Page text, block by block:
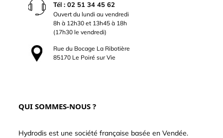
Tél : 02 51 34 45 62
Ouvert du lundi au vendredi
8h à 12h30 et 13h45 à 18h
(17h30 le vendredi)
Rue du Bocage La Ribotière
85170 Le Poiré sur Vie
QUI SOMMES-NOUS ?
Hydrodis est une société française basée en Vendée.